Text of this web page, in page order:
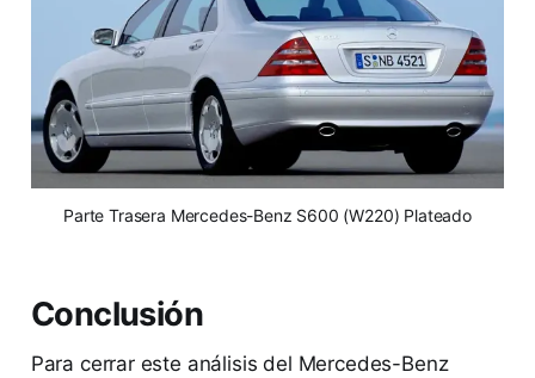
Parte Trasera Mercedes-Benz S600 (W220) Plateado
Conclusión
Para cerrar este análisis del Mercedes-Benz